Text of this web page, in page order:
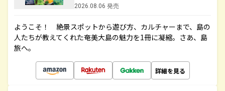
2026.08.06 発売
ようこそ！ 絶景スポットから遊び方、カルチャーまで、島の
人たちが教えてくれた奄美大島の魅力を1冊に凝縮。さあ、島
旅へ。
詳細を見る